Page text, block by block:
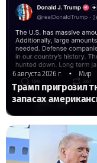
6 августа 2026 г. • Мир
Трамп пригрозил
запасах